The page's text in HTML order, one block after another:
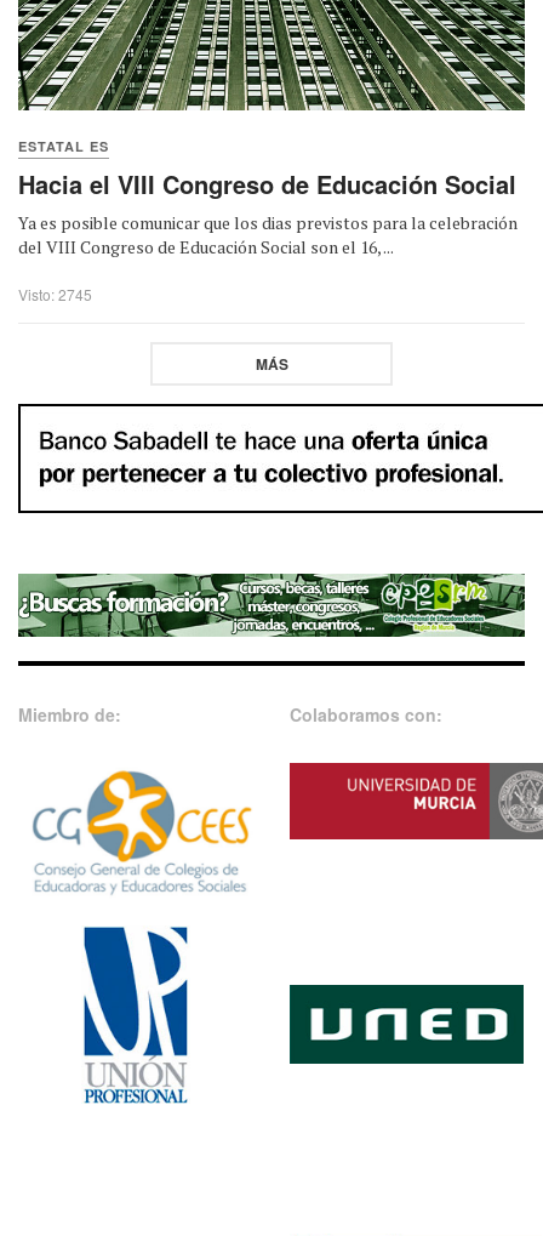
ESTATAL ES
Hacia el VIII Congreso de Educación Social
Ya es posible comunicar que los dias previstos para la celebración
del VIII Congreso de Educación Social son el 16, ...
Visto: 2745
MÁS
Miembro de: Colaboramos con: